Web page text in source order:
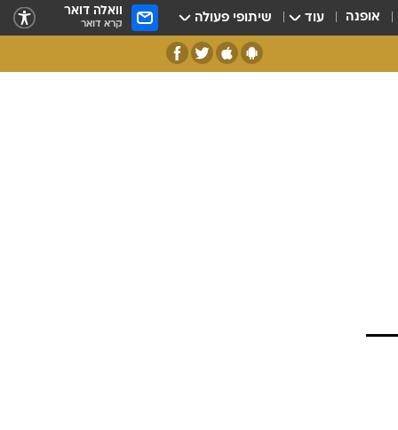
אופנה עוד שיתופי פעולה וואלה דואר
קרא דואר